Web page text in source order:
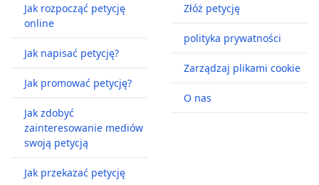
Jak rozpocząć petycję
online
Jak napisać petycję?
Jak promować petycję?
Jak zdobyć
zainteresowanie mediów
swoją petycją
Jak przekazać petycję
Złóż petycję
polityka prywatności
Zarządzaj plikami cookie
O nas